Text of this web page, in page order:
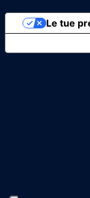
Le tue